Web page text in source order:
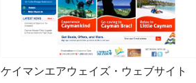
ケイマンエアウェイズ・ウェブサイト